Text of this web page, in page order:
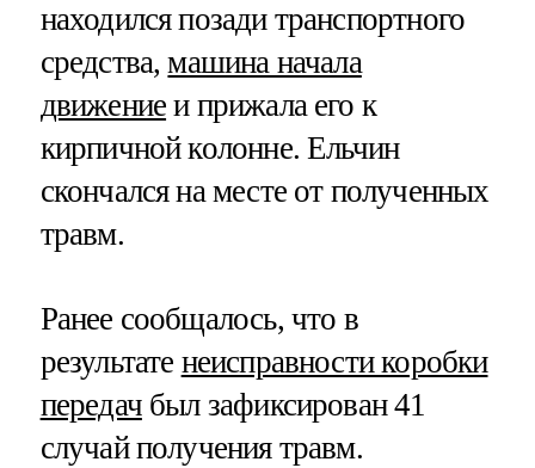
находился позади транспортного
средства,машина начала
движение и прижала его к
кирпичной колонне. Ельчин
скончался на месте от полученных
травм.
Ранее сообщалось, что в
результате неисправности коробки
передачбыл зафиксирован 41
случай получения травм.